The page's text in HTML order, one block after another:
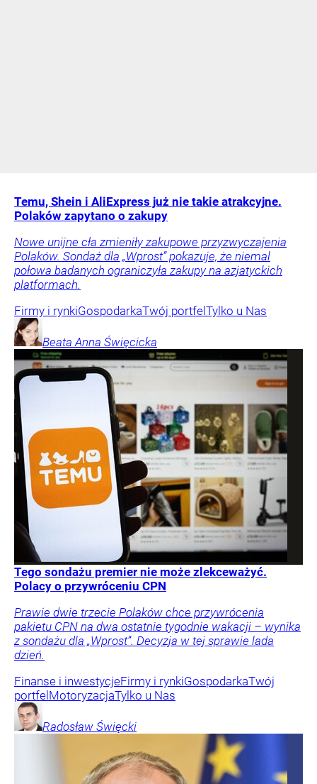
Temu, Shein i AliExpress już nie takie atrakcyjne.
Polaków zapytano o zakupy
Nowe unijne cła zmieniły zakupowe przyzwyczajenia
Polaków. Sondaż dla „Wprost” pokazuje, że niemal
połowa badanych ograniczyła zakupy na azjatyckich
platformach.
Firmy i rynkiGospodarkaTwój portfelTylko u Nas
Beata Anna Święcicka
Tego sondażu premier nie może zlekceważyć.
Polacy o przywróceniu CPN
Prawie dwie trzecie Polaków chce przywrócenia
pakietu CPN na dwa ostatnie tygodnie wakacji – wynika
z sondażu dla „Wprost”. Decyzja w tej sprawie lada
dzień.
Finanse i inwestycjeFirmy i rynkiGospodarkaTwój
portfelMotoryzacjaTylko u Nas
Radosław Święcki